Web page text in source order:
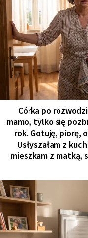
Córka po
mamo, tylko się
rok. Gotuję, piorę,
Usłyszałam z
mieszkam z matką,